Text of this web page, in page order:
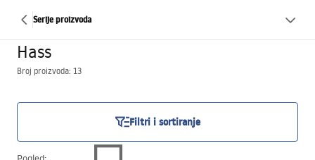
Serije proizvoda
Hass
Broj proizvoda: 13
Filtri i sortiranje